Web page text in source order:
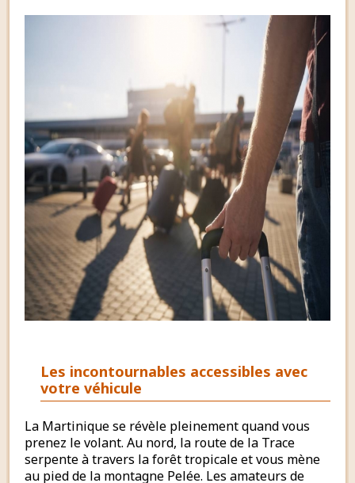
Les incontournables accessibles avec
votre véhicule
La Martinique se révèle pleinement quand vous
prenez le volant. Au nord, la route de la Trace
serpente à travers la forêt tropicale et vous mène
au pied de la montagne Pelée. Les amateurs de